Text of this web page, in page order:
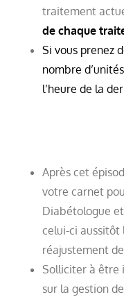
traitement
de chaque
Si vous prenez
nombre
l’heure de la
Après cet
votre carnet
Diabétologue et
celui-ci aussitôt
réajustement
Solliciter à être
sur la gestion